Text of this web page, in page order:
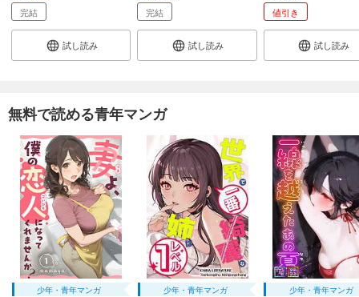
完結
試し読み
完結
試し読み
値引き
試し読み
無料で読める青年マンガ
少年・青年マンガ 少年・青年マンガ 少年・青年マンガ